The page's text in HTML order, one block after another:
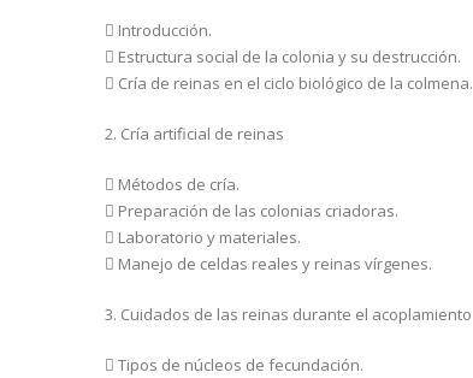
 Introducción.
 Estructura social de la colonia y su destrucción.
 Cría de reinas en el ciclo biológico de la colmena.
2. Cría artificial de reinas
 Métodos de cría.
 Preparación de las colonias criadoras.
 Laboratorio y materiales.
 Manejo de celdas reales y reinas vírgenes.
3. Cuidados de las reinas durante el acoplamiento
 Tipos de núcleos de fecundación.